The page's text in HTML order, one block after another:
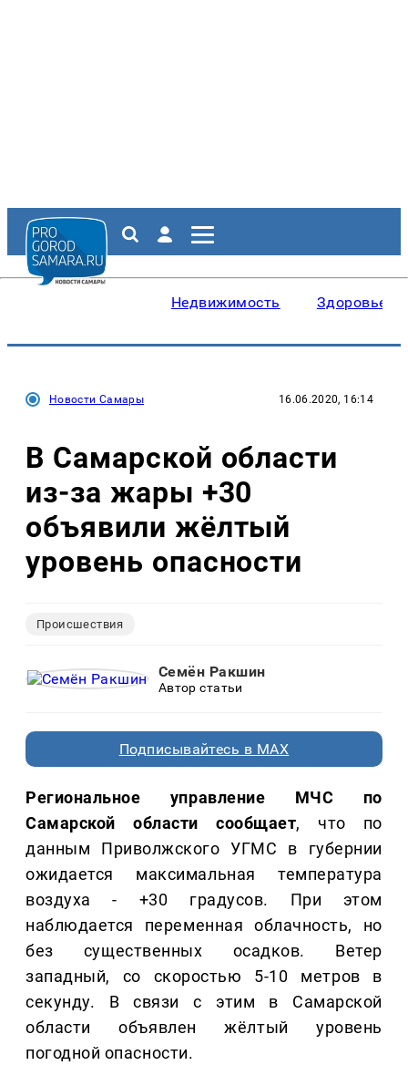
Недвижимость Здоровье
Новости Самары 16.06.2020, 16:14
В Самарской области
из-за жары +30
объявили жёлтый
уровень опасности
Происшествия
Семён Ракшин
Автор статьи
Подписывайтесь в MAX
Региональное управление МЧС по
Самарской области сообщает, что по
данным Приволжского УГМС в губернии
ожидается максимальная температура
воздуха - +30 градусов. При этом
наблюдается переменная облачность, но
без существенных осадков. Ветер
западный, со скоростью 5-10 метров в
секунду. В связи с этим в Самарской
области объявлен жёлтый уровень
погодной опасности.